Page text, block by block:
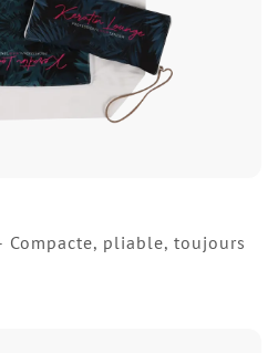
Compacte, pliable, toujours